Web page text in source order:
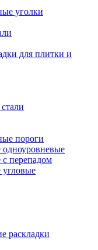
уголки
для плитки и
пороги
перепадом
раскладки